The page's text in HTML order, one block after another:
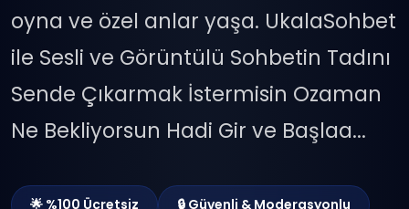
oyna ve özel anlar yaşa. UkalaSohbet
ile Sesli ve Görüntülü Sohbetin Tadını
Sende Çıkarmak İstermisin Ozaman
Ne Bekliyorsun Hadi Gir ve Başlaa...
🌟 %100 Ücretsiz 🔒 Güvenli & Moderasyonlu